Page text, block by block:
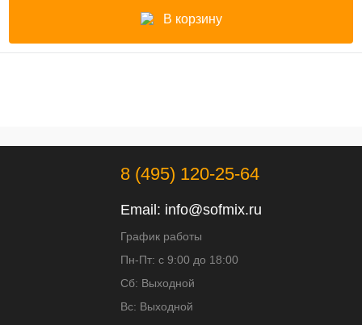
В корзину
8 (495) 120-25-64
Email: info@sofmix.ru
График работы
Пн-Пт: с 9:00 до 18:00
Сб: Выходной
Вс: Выходной